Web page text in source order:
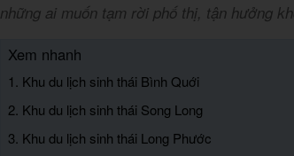
những ai muốn tạm rời phố thị, tận hưởng
Xem nhanh
1. Khu du lịch sinh thái Bình Quới
2. Khu du lịch sinh thái Song Long
3. Khu du lịch sinh thái Long Phước